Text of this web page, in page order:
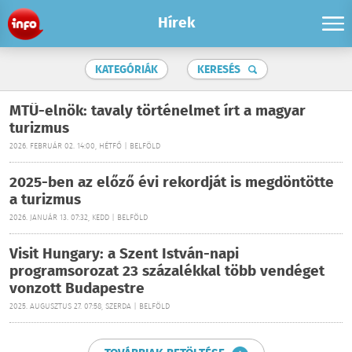
Hírek
KATEGÓRIÁK KERESÉS
MTÜ-elnök: tavaly történelmet írt a magyar
turizmus
2026. FEBRUÁR 02. 14:00, HÉTFŐ | BELFÖLD
2025-ben az előző évi rekordját is megdöntötte
a turizmus
2026. JANUÁR 13. 07:32, KEDD | BELFÖLD
Visit Hungary: a Szent István-napi
programsorozat 23 százalékkal több vendéget
vonzott Budapestre
2025. AUGUSZTUS 27. 07:58, SZERDA | BELFÖLD